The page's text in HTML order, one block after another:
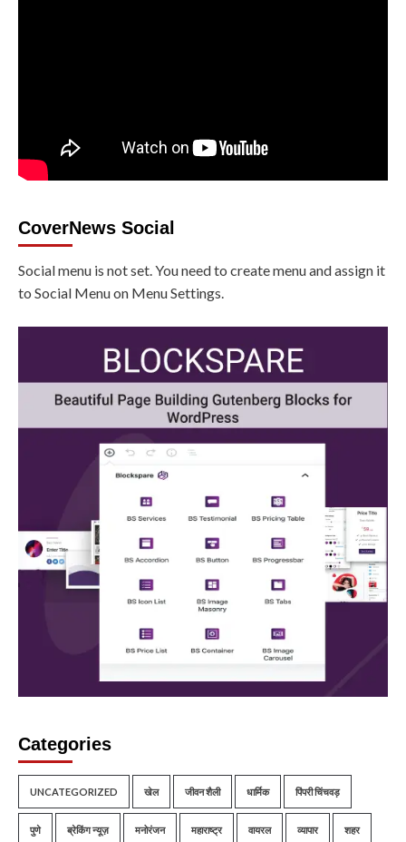
CoverNews Social
Social menu is not set. You need to create menu and assign it
to Social Menu on Menu Settings.
Categories
UNCATEGORIZED खेल जीवन शैली धार्मिक पिंपरी चिंचवड़
पुणे ब्रेकिंग न्यूज़ मनोरंजन महाराष्ट्र वायरल व्यापार शहर